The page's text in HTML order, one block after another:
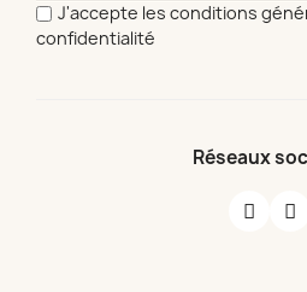
J'accepte les conditions
confidentialité
Réseaux